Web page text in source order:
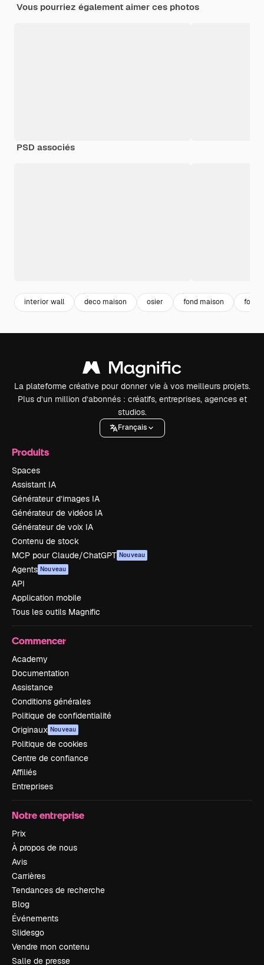
Vous pourriez également aimer ces photos
PSD associés
interior wall deco maison osier fond maison fond
La plateforme créative pour donner vie à vos meilleurs projets.
Plus d’un million d’abonnés : créatifs, entreprises, agences et
studios.
Français
Produits
Spaces
Assistant IA
Générateur d’images IA
Générateur de vidéos IA
Générateur de voix IA
Contenu de stock
MCP pour Claude/ChatGPT Nouveau
Agents Nouveau
API
Application mobile
Tous les outils Magnific
Commencer
Academy
Documentation
Assistance
Conditions générales
Politique de confidentialité
Originaux Nouveau
Politique de cookies
Centre de confiance
Affiliés
Entreprises
Notre entreprise
Prix
À propos de nous
Avis
Carrières
Tendances de recherche
Blog
Événements
Slidesgo
Vendre mon contenu
Salle de presse